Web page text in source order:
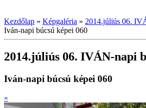
Kezdőlap » Képgaléria » 2014.júliús 06.
Iván-napi búcsú képei 060
2014.júliús 06. IVÁN-napi
Iván-napi búcsú képei 060
«